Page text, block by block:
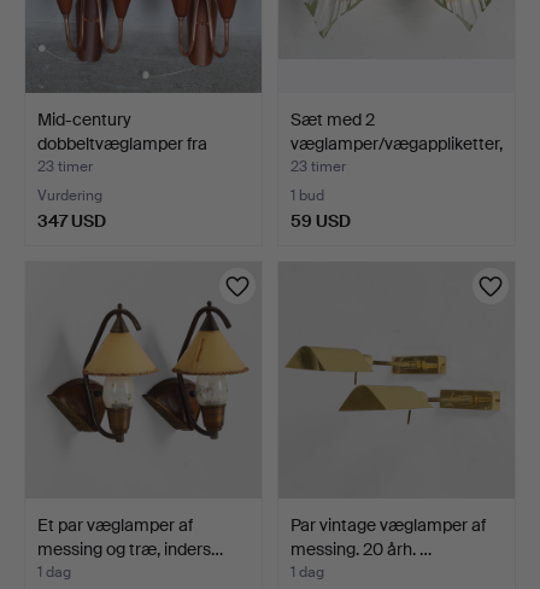
Mid-century
dobbeltvæglamper fra
1950'erne…
23 timer
Vurdering
347 USD
Sæt med 2
væglamper/vægappliketter,
krysta…
23 timer
1 bud
59 USD
Et par væglamper af
messing og træ, inders…
1 dag
Par vintage væglamper af
messing. 20 årh. …
1 dag